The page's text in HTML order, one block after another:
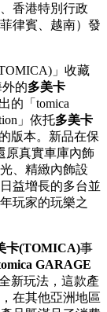
香港特別行政
律賓、越南）發
」收藏
的多美卡
的「tomica
」依托多美卡
版本。新品在保
原真實車庫內飾
、精緻內飾設
益增長的多台並
玩家的玩樂之
卡(TOMICA)事
GARAGE
新玩法，這款產
在其他亞洲地區